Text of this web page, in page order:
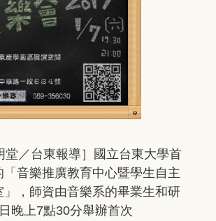
／台東報導］國立台東大學首
「音樂推廣教育中心暨學生自主
」，師資由音樂系的畢業生和研
晚上7點30分舉辦首次